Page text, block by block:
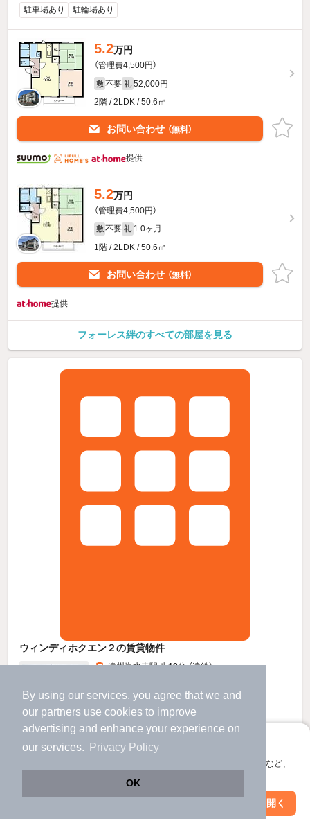
By using our services, you agree that we and
our partners use cookies to improve
advertising and enhance your experience on
our services.
Privacy Policy
OK
アプリに切り替えて、サクサクお部屋探し
会員登録なしですぐ使える。マップ検索やお気に入り保存など、
アプリを開く
駐車場あり 駐輪場あり
5.2万円
（管理費4,500円）
敷 不要 礼 52,000円
2階 / 2LDK / 50.6㎡
お問い合わせ （無料）
提供
5.2万円
（管理費4,500円）
敷 不要 礼 1.0ヶ月
1階 / 2LDK / 50.6㎡
お問い合わせ （無料）
提供
フォーレス絆のすべての部屋を見る
ウィンディホクエン２の賃貸物件
遠州岩水寺駅 歩18分 （遠鉄）
3階建 / 29年9ヶ月 / 鉄骨造
駐車場あり 宅配ボックス
（管理費3,000円）
不要 不要
絞り込み条件を変更